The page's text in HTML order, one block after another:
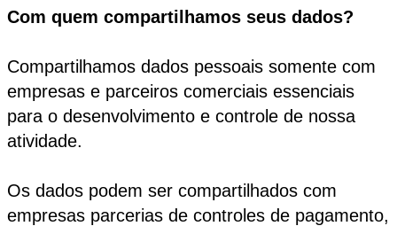
Com quem compartilhamos seus dados?
Compartilhamos dados pessoais somente com
empresas e parceiros comerciais essenciais
para o desenvolvimento e controle de nossa
atividade.
Os dados podem ser compartilhados com
empresas parcerias de controles de pagamento,